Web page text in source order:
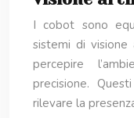
I cobot sono
sistemi di
percepire
precisione.
rilevare la